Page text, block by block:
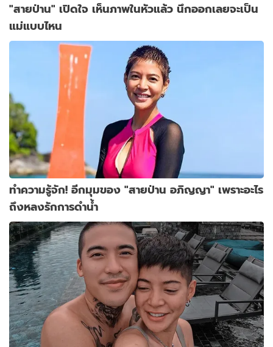
"สายป่าน" เปิดใจ เห็นภาพในหัวแล้ว นึกออกเลยจะเป็น
แม่แบบไหน
ทำความรู้จัก! อีกมุมของ "สายป่าน อภิญญา" เพราะอะไร
ถึงหลงรักการดำน้ำ